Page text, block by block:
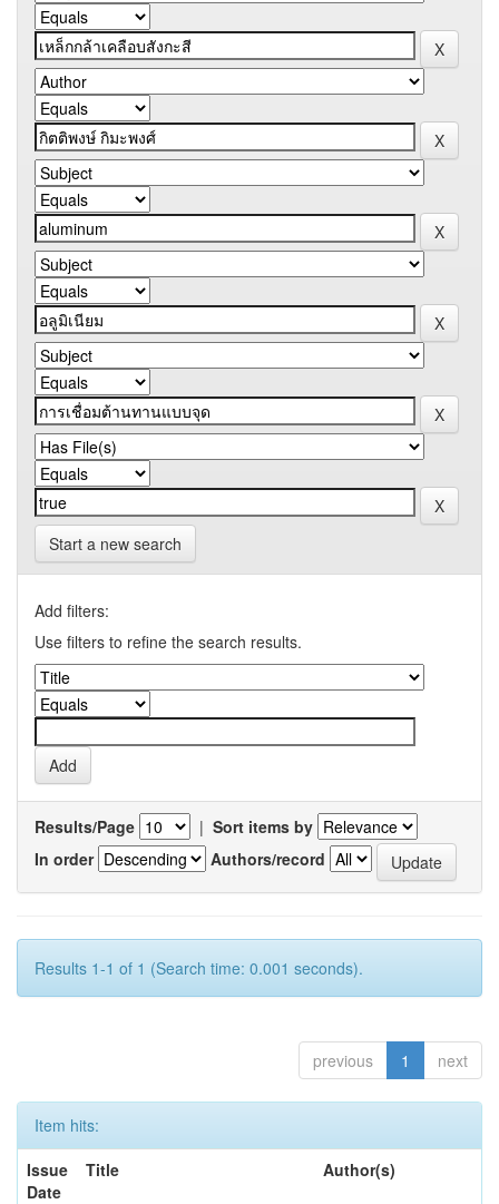
Start a new search
Add filters:
Use filters to refine the search results.
Results/Page | Sort items by
In order
Authors/record
Results 1-1 of 1 (Search time: 0.001 seconds).
previous 1 next
Item hits:
Issue
Date
Title Author(s)